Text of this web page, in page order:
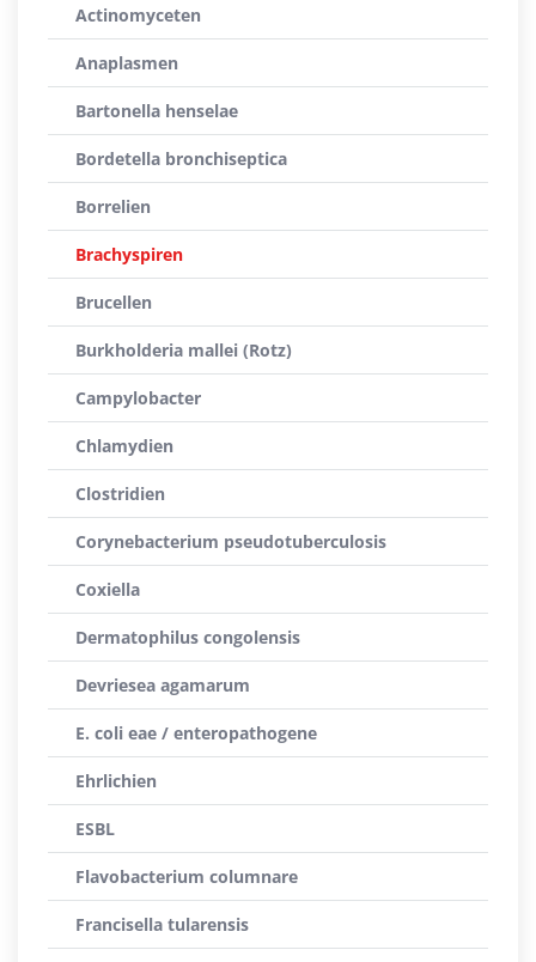
Actinomyceten
Anaplasmen
Bartonella henselae
Bordetella bronchiseptica
Borrelien
Brachyspiren
Brucellen
Burkholderia mallei (Rotz)
Campylobacter
Chlamydien
Clostridien
Corynebacterium pseudotuberculosis
Coxiella
Dermatophilus congolensis
Devriesea agamarum
E. coli eae / enteropathogene
Ehrlichien
ESBL
Flavobacterium columnare
Francisella tularensis